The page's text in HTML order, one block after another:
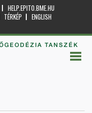
HELP.EPITO.BME.HU
TÉRKÉP
ENGLISH
TANSZÉK